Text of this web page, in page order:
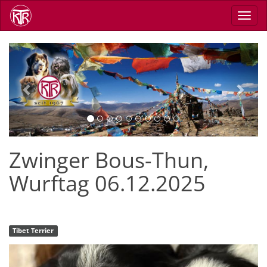
Direkt
zum
Inhalt
Previous Next
Zwinger Bous-Thun,
Wurftag 06.12.2025
Tibet Terrier